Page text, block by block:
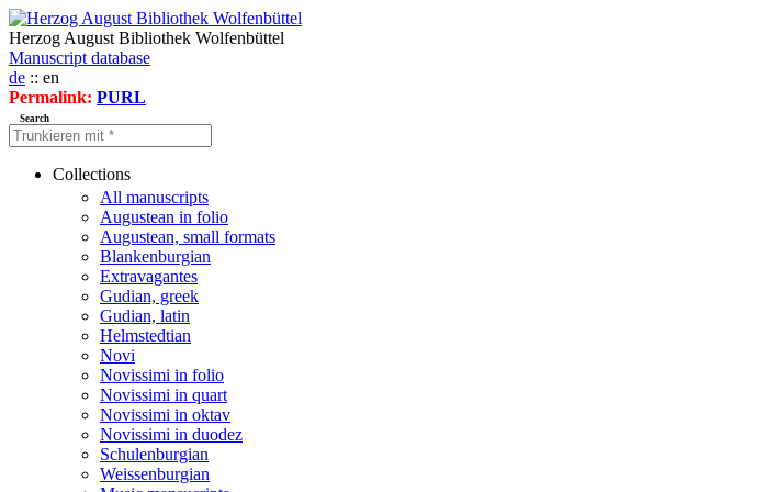
Herzog August Bibliothek Wolfenbüttel
Manuscript database
de :: en
Permalink: PURL
Search
Collections
All manuscripts
Augustean in folio
Augustean, small formats
Blankenburgian
Extravagantes
Gudian, greek
Gudian, latin
Helmstedtian
Novi
Novissimi in folio
Novissimi in quart
Novissimi in oktav
Novissimi in duodez
Schulenburgian
Weissenburgian